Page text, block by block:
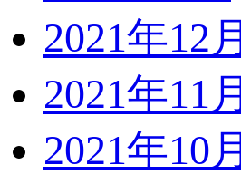
2021年12月
2021年11月
2021年10月